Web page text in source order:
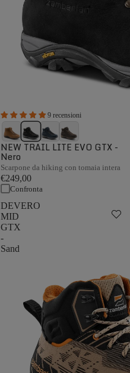
9 recensioni
NEW TRAIL LITE EVO GTX -
Nero
Scarpone da hiking con tomaia intera
€249,00
Confronta
DEVERO
MID
GTX
-
Sand